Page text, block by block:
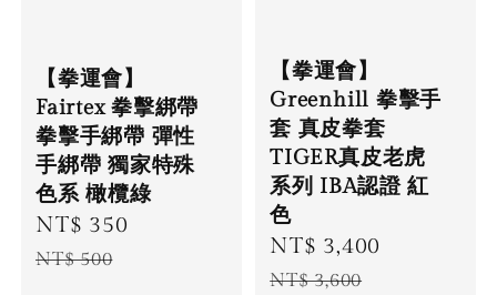
【拳運會】
Fairtex 拳擊綁帶
拳擊手綁帶 彈性
手綁帶 獨家特殊
色系 橄欖綠
Sale
price
NT$ 350
NT$ 500
【拳運會】
Greenhill 拳擊手
套 真皮拳套
TIGER真皮老虎
系列 IBA認證 紅
色
Sale
price
NT$ 3,400
NT$ 3,600